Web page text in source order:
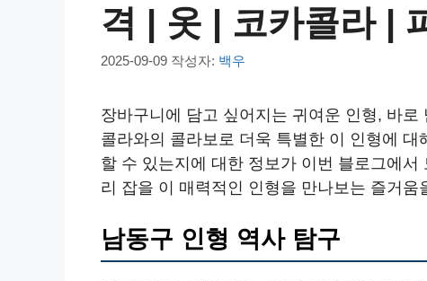
격 | 옷 | 코카콜라 |
2025-09-09 작성자: 백우
장바구니에 담고 싶어지는 귀여운 인형, 바
콜라와의 콜라보로 더욱 특별한 이 인형에
할 수 있는지에 대한 정보가 이번 블로그에
리 잡을 이 매력적인 인형을 만나보는 즐거움
남동구 인형 역사 탐구